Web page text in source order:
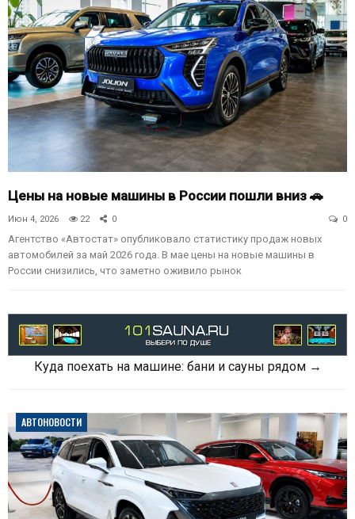
Цены на новые машины в России пошли вниз 🚗
Июн 4, 2026 22 0 0
Агентство «Автостат» опубликовало статистику продаж новых
автомобилей за май 2026 года. В мае цены на новые машины в
России снизились, что заметно оживило рынок
Куда поехать на машине: бани и сауны рядом →
АВТОНОВОСТИ